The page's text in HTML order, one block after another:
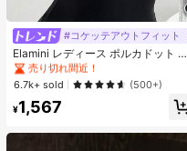
#コケッテアウトフィット
Elamini レディース ポルカドット パ
ッチワーク レーストリム 配色 ウエ
スト ショートスリーブ トップス 夏
用
#2 ベストセラー
夜遊び 女性用ブラウス
売り切れ間近！
#2 ベストセラー
売り切れ間近！
#2 ベストセラー
売り切れ間近！
#2 ベストセラー
売り切れ間近！
6.7k+ sold (500+)
¥1,567